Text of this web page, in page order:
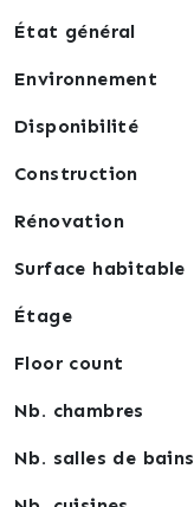
État général
Environnement
Disponibilité
Construction
Rénovation
Surface habitable
Étage
Floor count
Nb. chambres
Nb. salles de bains